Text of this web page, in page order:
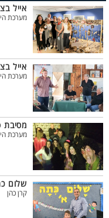
אייל
מערכת
אייל
מערכת
מסיבת
מערכת
שלום
קרן כהן